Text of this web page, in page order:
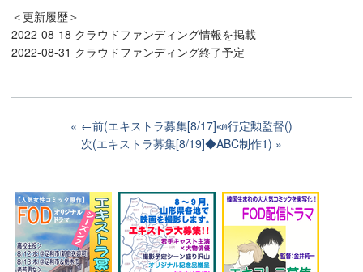
＜更新履歴＞
2022-08-18 クラウドファンディング情報を掲載
2022-08-31 クラウドファンディング終了予定
←前(エキストラ募集[8/17]📣行定勲監督()
次(エキストラ募集[8/19]◆ABC制作1)